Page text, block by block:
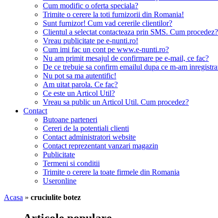
Cum modific o oferta speciala?
Trimite o cerere la toti furnizorii din Romania!
Sunt furnizor! Cum vad cererile clientilor?
Clientul a selectat contacteaza prin SMS. Cum procedez?
Vreau publicitate pe e-nunti.ro!
Cum imi fac un cont pe www.e-nunti.ro?
Nu am primit mesajul de confirmare pe e-mail, ce fac?
De ce trebuie sa confirm emailul dupa ce m-am
Nu pot sa ma autentific!
Am uitat parola. Ce fac?
Ce este un Articol Util?
Vreau sa public un Articol Util. Cum procedez?
Contact
Butoane parteneri
Cereri de la potentiali clienti
Contact administratori website
Contact reprezentant vanzari magazin
Publicitate
Termeni si conditii
Trimite o cerere la toate firmele din Romania
Useronline
Acasa » cruciulite botez